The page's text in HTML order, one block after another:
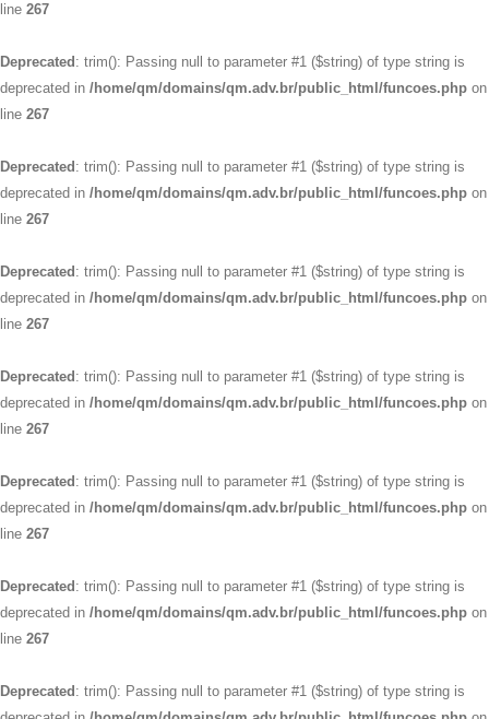
line 267
Deprecated : trim(): Passing null to parameter #1 ($string) of type string is
deprecated in /home/qm/domains/qm.adv.br/public_html/funcoes.php on
line 267
Deprecated : trim(): Passing null to parameter #1 ($string) of type string is
deprecated in /home/qm/domains/qm.adv.br/public_html/funcoes.php on
line 267
Deprecated : trim(): Passing null to parameter #1 ($string) of type string is
deprecated in /home/qm/domains/qm.adv.br/public_html/funcoes.php on
line 267
Deprecated : trim(): Passing null to parameter #1 ($string) of type string is
deprecated in /home/qm/domains/qm.adv.br/public_html/funcoes.php on
line 267
Deprecated : trim(): Passing null to parameter #1 ($string) of type string is
deprecated in /home/qm/domains/qm.adv.br/public_html/funcoes.php on
line 267
Deprecated : trim(): Passing null to parameter #1 ($string) of type string is
deprecated in /home/qm/domains/qm.adv.br/public_html/funcoes.php on
line 267
Deprecated : trim(): Passing null to parameter #1 ($string) of type string is